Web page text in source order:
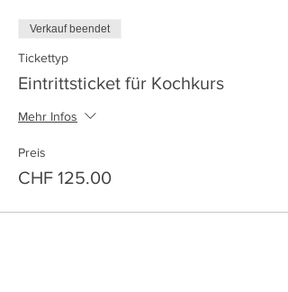
Verkauf beendet
Tickettyp
Eintrittsticket für Kochkurs
Mehr Infos
Preis
CHF 125.00